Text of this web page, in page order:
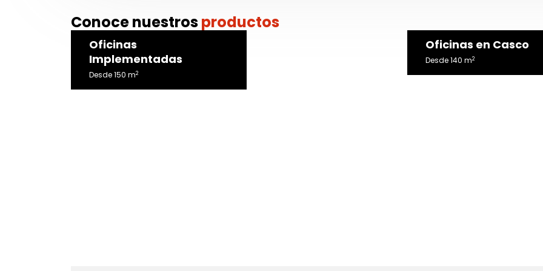
Conoce nuestrosproductos
Oficinas
Implementadas
Desde 150 m2
Oficinas en Casco
Desde 140 m2